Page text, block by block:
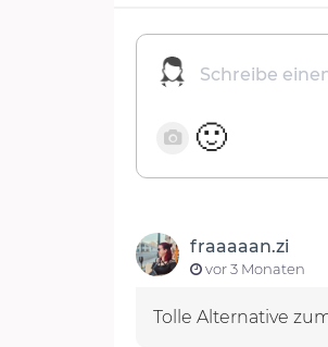
🙂
fraaaaan.zi
vor 3 Monaten
Tolle Alternative